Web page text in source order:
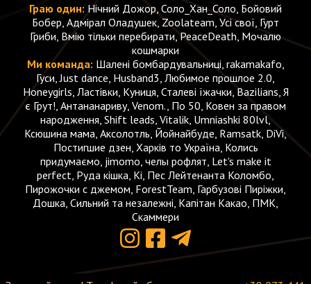
Граю один: Нічний Дожор, Соло_Хан_Соло, Бойовий
Бобер, Адмірал Оладушек, Zoolateam, Усі свої, Гурт
Гриби, Вмію тільки перебирати, PeaceDeath, Мочалю
кошмарки
Ми команда: Шалені бомбардувальниці, rakamakafo,
Гуси, Just dance, Husband3, Любимое прошлое 2.0,
Honeygirls, Ластівки, Куниця, Сталеві їжачки, Bazilians, Я
є Грут!, Антананариву, Venom., По 50, Ковен за правом
народження, Shift leads, Vitalik, Umniashki 80lvl,
Ксюшина мама, Аксолотль, Йойнайбуде, Ramsatk, DiVi,
Постигшие дзен, Харків то Україна, Колись
придумаємо, jimomo, челы рофлят, Let's make it
perfect, Руда кішка, Кі, Пес Лейтенанта Коломбо,
Пирожочки с джемом, ForestTeam, Гарбузові Пиріжки,
Дошка, Сильний та незалежні, Капітан Какао, ПМК,
Скаммери